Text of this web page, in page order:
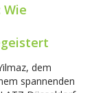
Wie
dem
spannenden